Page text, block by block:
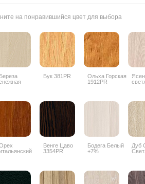
на понравившийся цвет для выбора
Береза
Бук 381PR
Ольха Горская
1912PR
Венге Цаво
3354PR
Бодега Белый
+7%
Дуб